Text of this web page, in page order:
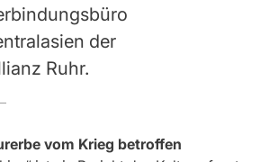
der
Ruhr.
vom Krieg betroffen